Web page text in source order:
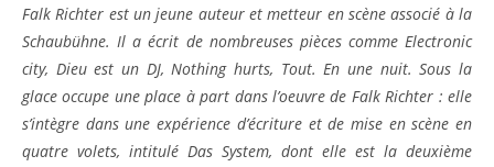
Falk Richter est un jeune auteur et metteur en scène associé à la
Schaubühne. Il a écrit de nombreuses pièces comme Electronic
city, Dieu est un DJ, Nothing hurts, Tout. En une nuit. Sous la
glace occupe une place à part dans l’oeuvre de Falk Richter : elle
s’intègre dans une expérience d’écriture et de mise en scène en
quatre volets, intitulé Das System, dont elle est la deuxième